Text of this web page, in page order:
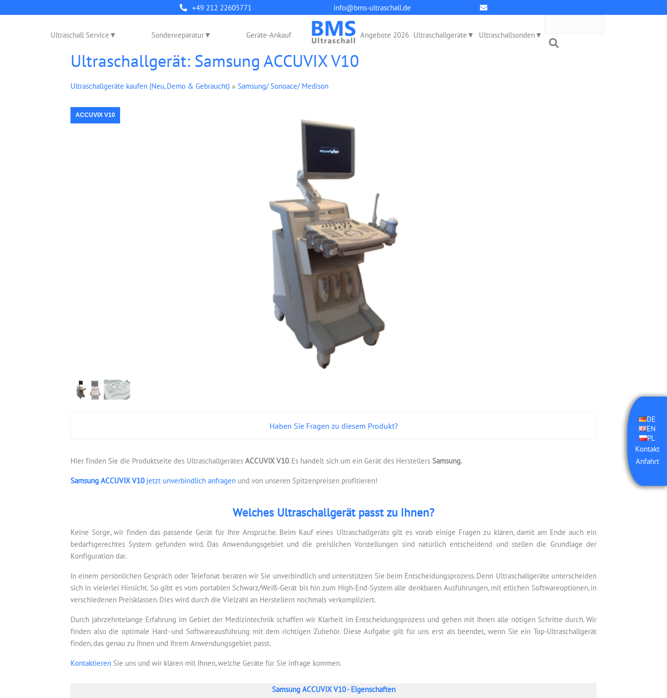
+49 212 22605771 info@bms-ultraschall.de
DE
EN
PL
Kontakt
Anfahrt
Ultraschall Service Sondenreparatur Geräte-Ankauf Angebote 2026 Ultraschallgeräte Ultraschallsonden
Ultraschallgerät: Samsung ACCUVIX V10
Ultraschallgeräte kaufen (Neu, Demo & Gebraucht) » Samsung/ Sonoace/ Medison
ACCUVIX V10
Haben Sie Fragen zu diesem Produkt?
Hier finden Sie die Produktseite des Ultraschallgerätes ACCUVIX V10. Es handelt sich um ein Gerät des Herstellers Samsung.
Samsung ACCUVIX V10jetzt unverbindlich anfragen und von unseren Spitzenpreisen profitieren!
Welches Ultraschallgerät passt zu Ihnen?
Keine Sorge, wir finden das passende Gerät für Ihre Ansprüche. Beim Kauf eines Ultraschallgeräts gilt es vorab einige Fragen zu klären, damit am Ende auch ein
bedarfsgerechtes System gefunden wird. Das Anwendungsgebiet und die preislichen Vorstellungen sind natürlich entscheidend und stellen die Grundlage der
Konfiguration dar.
In einem persönlichen Gespräch oder Telefonat beraten wir Sie unverbindlich und unterstützen Sie beim Entscheidungsprozess. Denn Ultraschallgeräte unterscheiden
sich in vielerlei Hinsicht. So gibt es vom portablen Schwarz/Weiß-Gerät bis hin zum High-End-System alle denkbaren Ausführungen, mit etlichen Softwareoptionen, in
verschiedenen Preisklassen. Dies wird durch die Vielzahl an Herstellern nochmals verkompliziert.
Durch jahrzehntelange Erfahrung im Gebiet der Medizintechnik schaffen wir Klarheit im Entscheidungsprozess und gehen mit Ihnen alle nötigen Schritte durch. Wir
finden also die optimale Hard- und Softwareausführung mit dem richtigen Zubehör. Diese Aufgabe gilt für uns erst als beendet, wenn Sie ein Top-Ultraschallgerät
finden, das genau zu Ihnen und Ihrem Anwendungsgebiet passt.
Kontaktieren Sie uns und wir klären mit Ihnen, welche Geräte für Sie infrage kommen.
Samsung ACCUVIX V10 - Eigenschaften